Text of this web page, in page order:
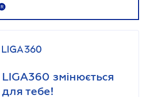
R
LIGA360 змінюється
для тебе!